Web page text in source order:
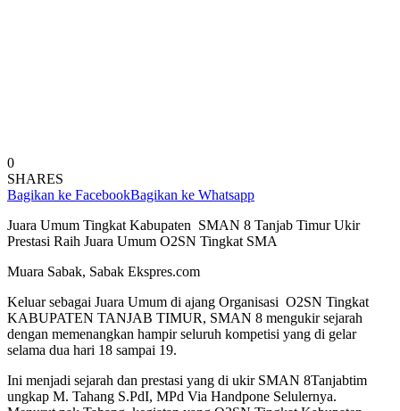
0
SHARES
Bagikan ke FacebookBagikan ke Whatsapp
Juara Umum Tingkat Kabupaten SMAN 8 Tanjab Timur Ukir
Prestasi Raih Juara Umum O2SN Tingkat SMA
Muara Sabak, Sabak Ekspres.com
Keluar sebagai Juara Umum di ajang Organisasi O2SN Tingkat
KABUPATEN TANJAB TIMUR, SMAN 8 mengukir sejarah
dengan memenangkan hampir seluruh kompetisi yang di gelar
selama dua hari 18 sampai 19.
Ini menjadi sejarah dan prestasi yang di ukir SMAN 8Tanjabtim
ungkap M. Tahang S.PdI, MPd Via Handpone Selulernya.